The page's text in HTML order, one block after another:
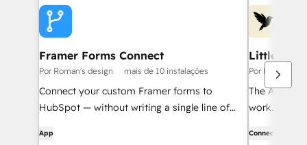
Framer Forms Connect
Por Roman's design mais de 10 instalações
Connect your custom Framer forms to
HubSpot — without writing a single line of
App
Littlebird
Por Littlebird
The AI
work.
Connector